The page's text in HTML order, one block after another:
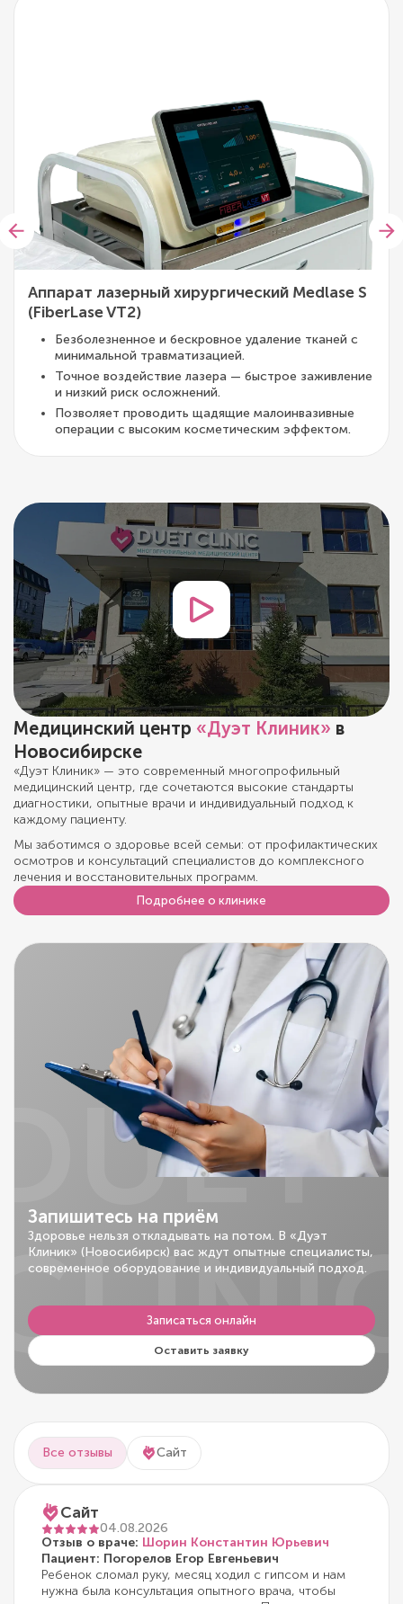
Аппарат лазерный хирургический Medlase S
(FiberLase VT2)
Безболезненное и бескровное удаление тканей с
минимальной травматизацией.
Точное воздействие лазера — быстрое заживление
и низкий риск осложнений.
Позволяет проводить щадящие малоинвазивные
операции с высоким косметическим эффектом.
Медицинский центр «Дуэт Клиник» в
Новосибирске
«Дуэт Клиник» — это современный многопрофильный
медицинский центр, где сочетаются высокие стандарты
диагностики, опытные врачи и индивидуальный подход к
каждому пациенту.
Мы заботимся о здоровье всей семьи: от профилактических
осмотров и консультаций специалистов до комплексного
лечения и восстановительных программ.
Подробнее о клинике
Запишитесь на приём
Здоровье нельзя откладывать на потом. В «Дуэт
Клиник» (Новосибирск) вас ждут опытные специалисты,
современное оборудование и индивидуальный подход.
Записаться онлайн
Оставить заявку
Все отзывы Сайт
Сайт
04.08.2026
Отзыв о враче: Шорин Константин Юрьевич
Пациент: Погорелов Егор Евгеньевич
Ребенок сломал руку, месяц ходил с гипсом и нам
нужна была консультация опытного врача, чтобы